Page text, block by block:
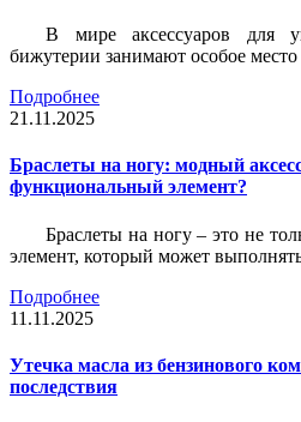
В мире аксессуаров для
бижутерии занимают особое место
Подробнее
21.11.2025
Браслеты на ногу: модный
функциональный элемент?
Браслеты на ногу – это не
элемент, который может
Подробнее
11.11.2025
Утечка масла из бензинового
последствия